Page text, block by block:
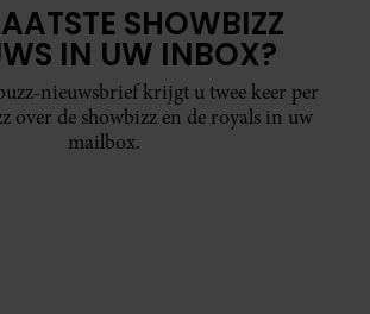
SHOWBIZZ
IN UW INBOX?
nieuwsbrief krijgt u twee keer per
over de showbizz en de royals in uw
mailbox.